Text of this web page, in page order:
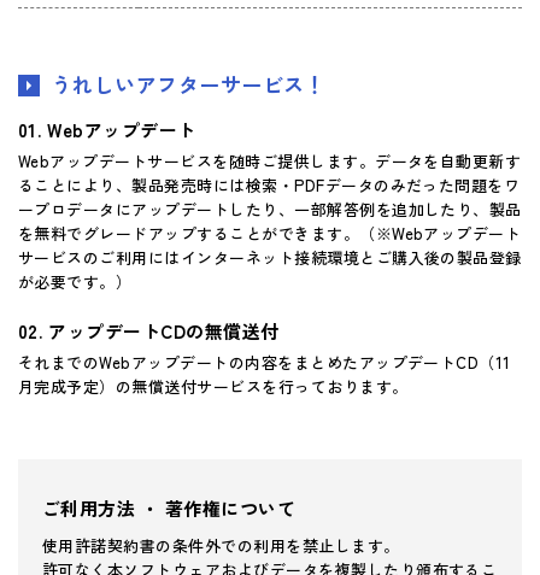
うれしいアフターサービス！
Webアップデート
Webアップデートサービスを随時ご提供します。データを自動更新す
ることにより、製品発売時には検索・PDFデータのみだった問題をワ
ープロデータにアップデートしたり、一部解答例を追加したり、製品
を無料でグレードアップすることができます。（※Webアップデート
サービスのご利用にはインターネット接続環境とご購入後の製品登録
が必要です。）
アップデートCDの無償送付
それまでのWebアップデートの内容をまとめたアップデートCD（11
月完成予定）の無償送付サービスを行っております。
ご利用方法 ・ 著作権について
使用許諾契約書の条件外での利用を禁止します。
許可なく本ソフトウェアおよびデータを複製したり頒布するこ